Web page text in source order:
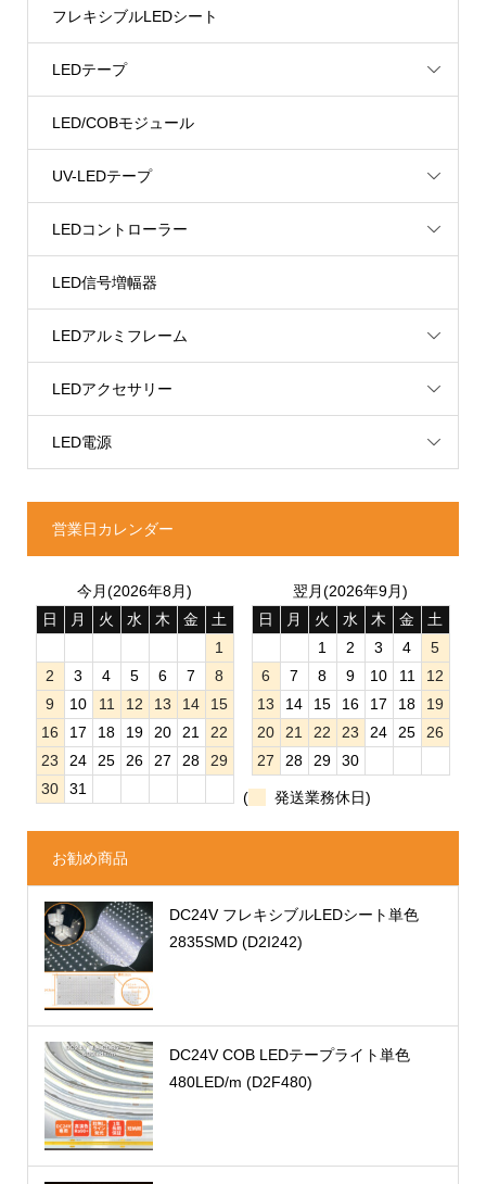
フレキシブルLEDシート
LEDテープ
LED/COBモジュール
UV-LEDテープ
LEDコントローラー
LED信号増幅器
LEDアルミフレーム
LEDアクセサリー
LED電源
営業日カレンダー
今月(2026年8月)
日
月 火 水 木 金
土
1
2
3 4 5 6 7
8
9
10 11 12 13 14
15
16
17 18 19 20 21
22
23
24 25 26 27 28
29
30
31
翌月(2026年9月)
日
月 火 水 木 金
土
1
2 3 4
5
6
7 8 9 10 11
12
13
14 15 16 17 18
19
20
21 22 23 24 25
26
27
28 29 30
( 発送業務休日)
お勧め商品
DC24V フレキシブルLEDシート単色
2835SMD (D2I242)
DC24V COB LEDテープライト単色
480LED/m (D2F480)